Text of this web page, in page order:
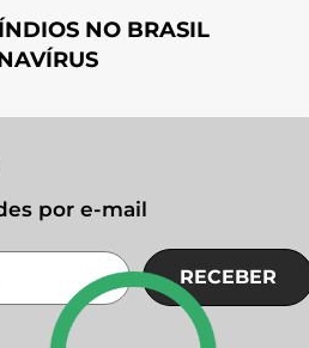
NO BRASIL
por e-mail
RECEBER